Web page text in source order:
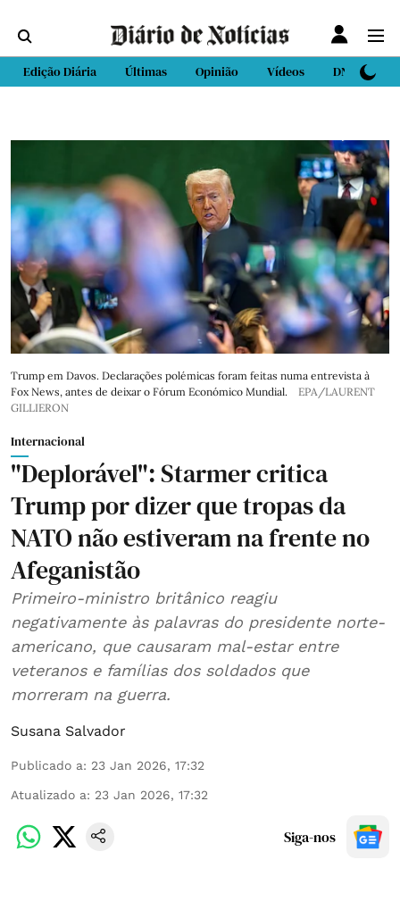
Edição Diária Últimas Opinião Vídeos DN Sport
Trump em Davos. Declarações polémicas foram feitas numa entrevista à
Fox News, antes de deixar o Fórum Económico Mundial.
EPA/LAURENT
GILLIERON
Internacional
"Deplorável": Starmer critica
Trump por dizer que tropas da
NATO não estiveram na frente no
Afeganistão
Primeiro-ministro britânico reagiu
negativamente às palavras do presidente norte-
americano, que causaram mal-estar entre
veteranos e famílias dos soldados que
morreram na guerra.
Susana Salvador
Publicado a: 23 Jan 2026, 17:32
Atualizado a: 23 Jan 2026, 17:32
Siga-nos